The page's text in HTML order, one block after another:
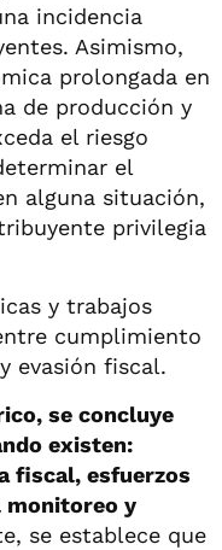
incidencia
Asimismo,
prolongada en
de producción y
el riesgo
el
alguna situación,
privilegia
y trabajos
cumplimiento
evasión fiscal.
se concluye
existen:
fiscal, esfuerzos
monitoreo y
se establece que